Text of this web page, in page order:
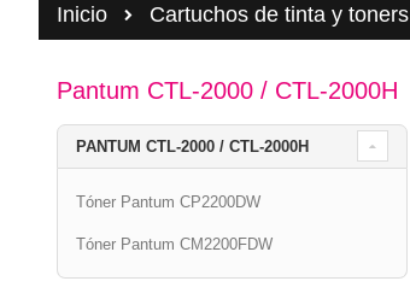
Inicio Cartuchos de tinta y toners
Pantum CTL-2000 / CTL-2000H
PANTUM CTL-2000 / CTL-2000H
Tóner Pantum CP2200DW
Tóner Pantum CM2200FDW